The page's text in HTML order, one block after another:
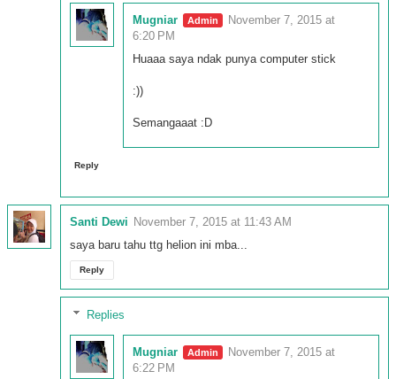
Mugniar
November 7, 2015 at
6:20 PM
Huaaa saya ndak punya computer stick
:))
Semangaaat :D
Reply
Santi Dewi November 7, 2015 at 11:43 AM
saya baru tahu ttg helion ini mba...
Reply
Replies
Mugniar
November 7, 2015 at
6:22 PM